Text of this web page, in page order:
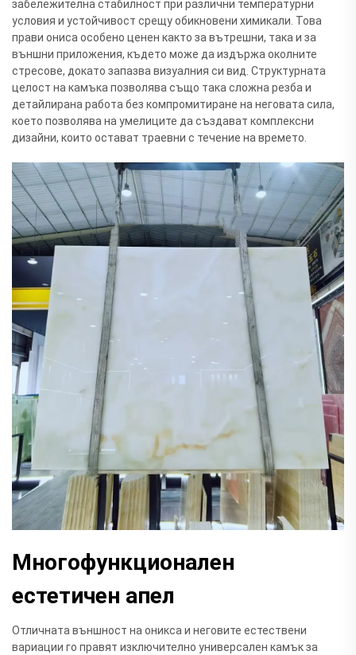
забележителна стабилност при различни температурни
условия и устойчивост срещу обикновени химикали. Това
прави ониса особено ценен както за вътрешни, така и за
външни приложения, където може да издържа околните
стресове, докато запазва визуалния си вид. Структурната
целост на камъка позволява също така сложна резба и
детайлирана работа без компромитиране на неговата сила,
което позволява на умелиците да създават комплексни
дизайни, които остават траевни с течение на времето.
Многофункционален
естетичен апел
Отличната външност на оникса и неговите естествени
вариации го правят изключително универсален камък за